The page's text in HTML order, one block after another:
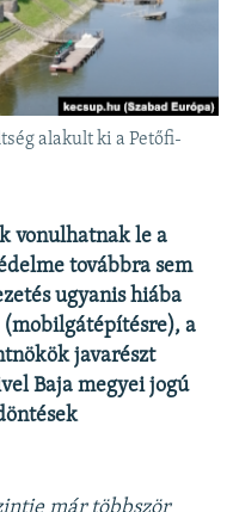
alakult ki a Petőfi-
vonulhatnak le a
továbbra sem
ugyanis hiába
a
javarészt
Baja megyei jogú